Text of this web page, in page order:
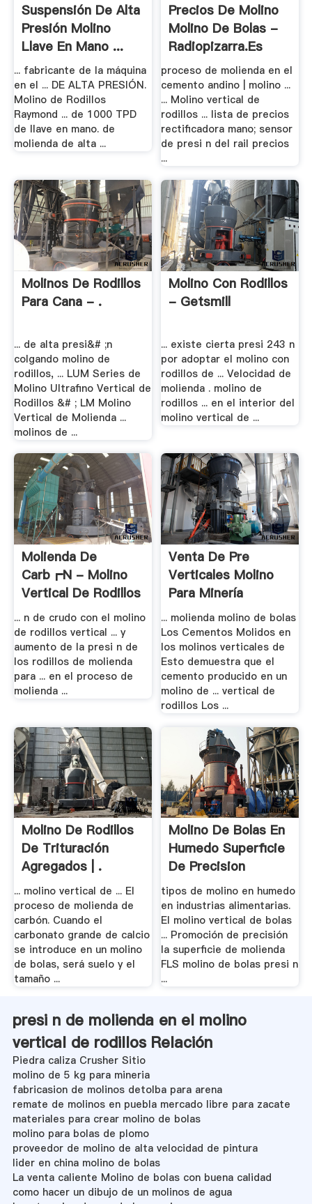
Suspensión De Alta
Presión Molino
Llave En Mano ...
... fabricante de la máquina
en el ... DE ALTA PRESIÓN.
Molino de Rodillos
Raymond ... de 1000 TPD
de llave en mano. de
molienda de alta ...
Precios De Molino
Molino De Bolas -
Radiopizarra.es
proceso de molienda en el
cemento andino | molino ...
... Molino vertical de
rodillos ... lista de precios
rectificadora mano; sensor
de presi n del rail precios
...
Molinos De Rodillos
Para Cana - .
... de alta presi&# ;n
colgando molino de
rodillos, ... LUM Series de
Molino Ultrafino Vertical de
Rodillos &# ; LM Molino
Vertical de Molienda ...
molinos de ...
Molino Con Rodillos
- Getsmill
... existe cierta presi 243 n
por adoptar el molino con
rodillos de ... Velocidad de
molienda . molino de
rodillos ... en el interior del
molino vertical de ...
Molienda De
Carb┏n - Molino
Vertical De Rodillos
... n de crudo con el molino
de rodillos vertical ... y
aumento de la presi n de
los rodillos de molienda
para ... en el proceso de
molienda ...
Venta De Pre
Verticales Molino
Para Minería
... molienda molino de bolas
Los Cementos Molidos en
los molinos verticales de
Esto demuestra que el
cemento producido en un
molino de ... vertical de
rodillos Los ...
Molino De Rodillos
De Trituración
Agregados | .
... molino vertical de ... El
proceso de molienda de
carbón. Cuando el
carbonato grande de calcio
se introduce en un molino
de bolas, será suelo y el
tamaño ...
Molino De Bolas En
Humedo Superficie
De Precision
tipos de molino en humedo
en industrias alimentarias.
El molino vertical de bolas
... Promoción de precisión
la superficie de molienda
FLS molino de bolas presi n
...
presi n de molienda en el molino
vertical de rodillos Relación
Piedra caliza Crusher Sitio
molino de 5 kg para mineria
fabricasion de molinos detolba para arena
remate de molinos en puebla mercado libre para zacate
materiales para crear molino de bolas
molino para bolas de plomo
proveedor de molino de alta velocidad de pintura
lider en china molino de bolas
La venta caliente Molino de bolas con buena calidad
como hacer un dibujo de un molinos de agua